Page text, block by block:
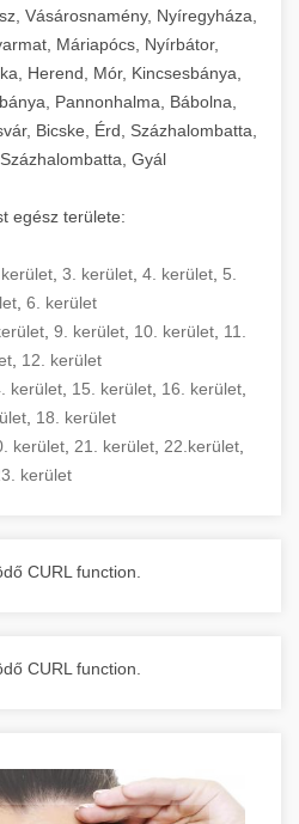
Vásárosnamény, Nyíregyháza,
Máriapócs, Nyírbátor,
Herend, Mór, Kincsesbánya,
Pannonhalma, Bábolna,
Bicske, Érd, Százhalombatta,
Gyál
egész területe:
3. kerület 4. kerület 5.
6. kerület
, 9. kerület, 10. kerület, 11.
12. kerület
kerület 15. kerület 16. kerület
18. kerület
kerület 21. kerület 22.kerület
kerület
CURL function.
CURL function.